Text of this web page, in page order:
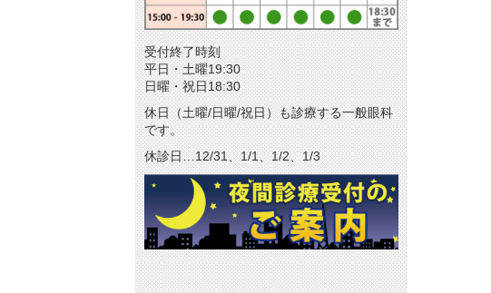
メールマガジン
リクルート
パンフレットのダウンロード
受付終了時刻
平日・土曜19:30
日曜・祝日18:30
休日（土曜/日曜/祝日）も診療する一般眼科
です。
休診日…12/31、1/1、1/2、1/3